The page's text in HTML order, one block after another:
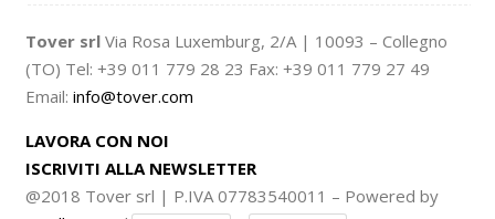
Tover srl Via Rosa Luxemburg, 2/A | 10093 – Collegno
(TO) Tel: +39 011 779 28 23 Fax: +39 011 779 27 49
Email: info@tover.com
LAVORA CON NOI
ISCRIVITI ALLA NEWSLETTER
@2018 Tover srl | P.IVA 07783540011 – Powered by